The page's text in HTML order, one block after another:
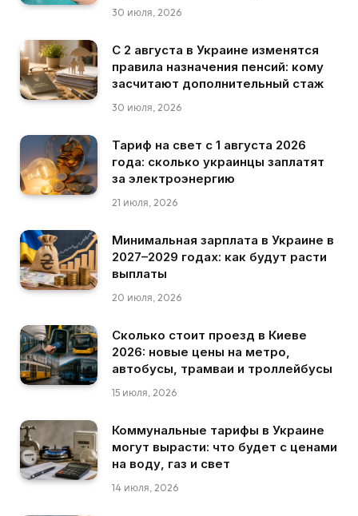
30 июля, 2026
С 2 августа в Украине изменятся
правила назначения пенсий: кому
засчитают дополнительный стаж
30 июля, 2026
Тариф на свет с 1 августа 2026
года: сколько украинцы заплатят
за электроэнергию
21 июля, 2026
Минимальная зарплата в Украине в
2027–2029 годах: как будут расти
выплаты
20 июля, 2026
Сколько стоит проезд в Киеве
2026: новые цены на метро,
автобусы, трамваи и троллейбусы
15 июля, 2026
Коммунальные тарифы в Украине
могут вырасти: что будет с ценами
на воду, газ и свет
14 июля, 2026